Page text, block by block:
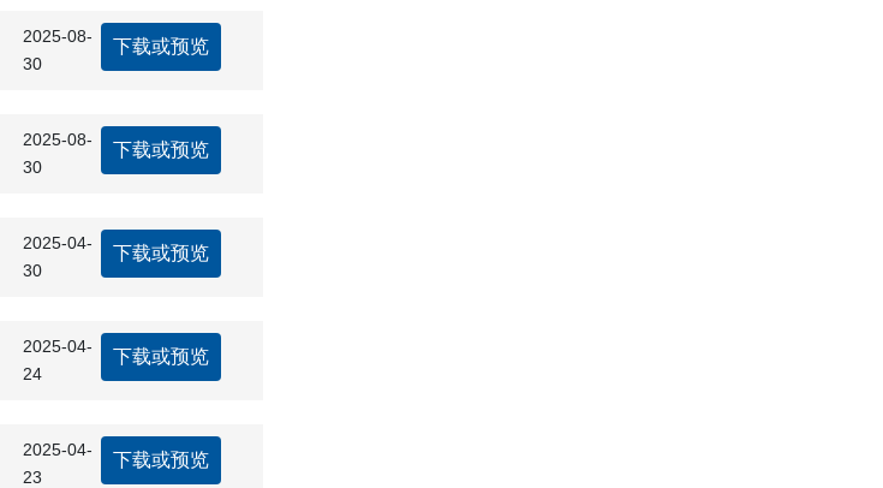
2025-08-
30
下载或预览
2025-08-
30
下载或预览
2025-04-
30
下载或预览
2025-04-
24
下载或预览
2025-04-
23
下载或预览